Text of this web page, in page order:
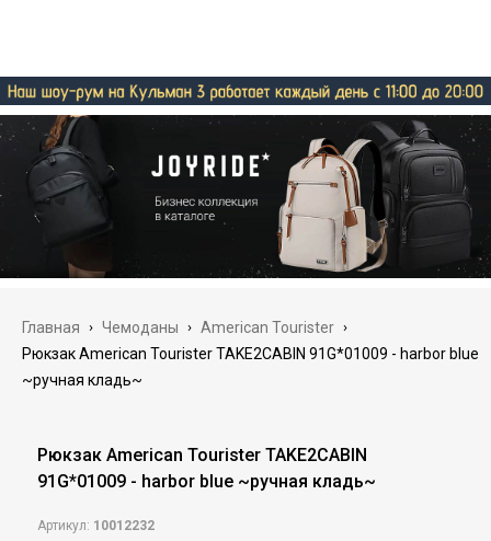
Главная › Чемоданы › American Tourister ›
Рюкзак American Tourister TAKE2CABIN 91G*01009 - harbor blue
~ручная кладь~
Рюкзак American Tourister TAKE2CABIN
91G*01009 - harbor blue ~ручная кладь~
Артикул: 10012232